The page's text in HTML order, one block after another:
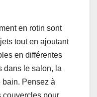
?
rotin se déclinent
des solutions
votre